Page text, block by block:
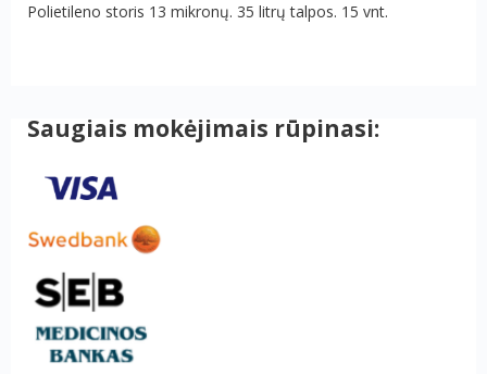
Polietileno storis 13 mikronų. 35 litrų talpos. 15 vnt.
Saugiais mokėjimais rūpinasi: